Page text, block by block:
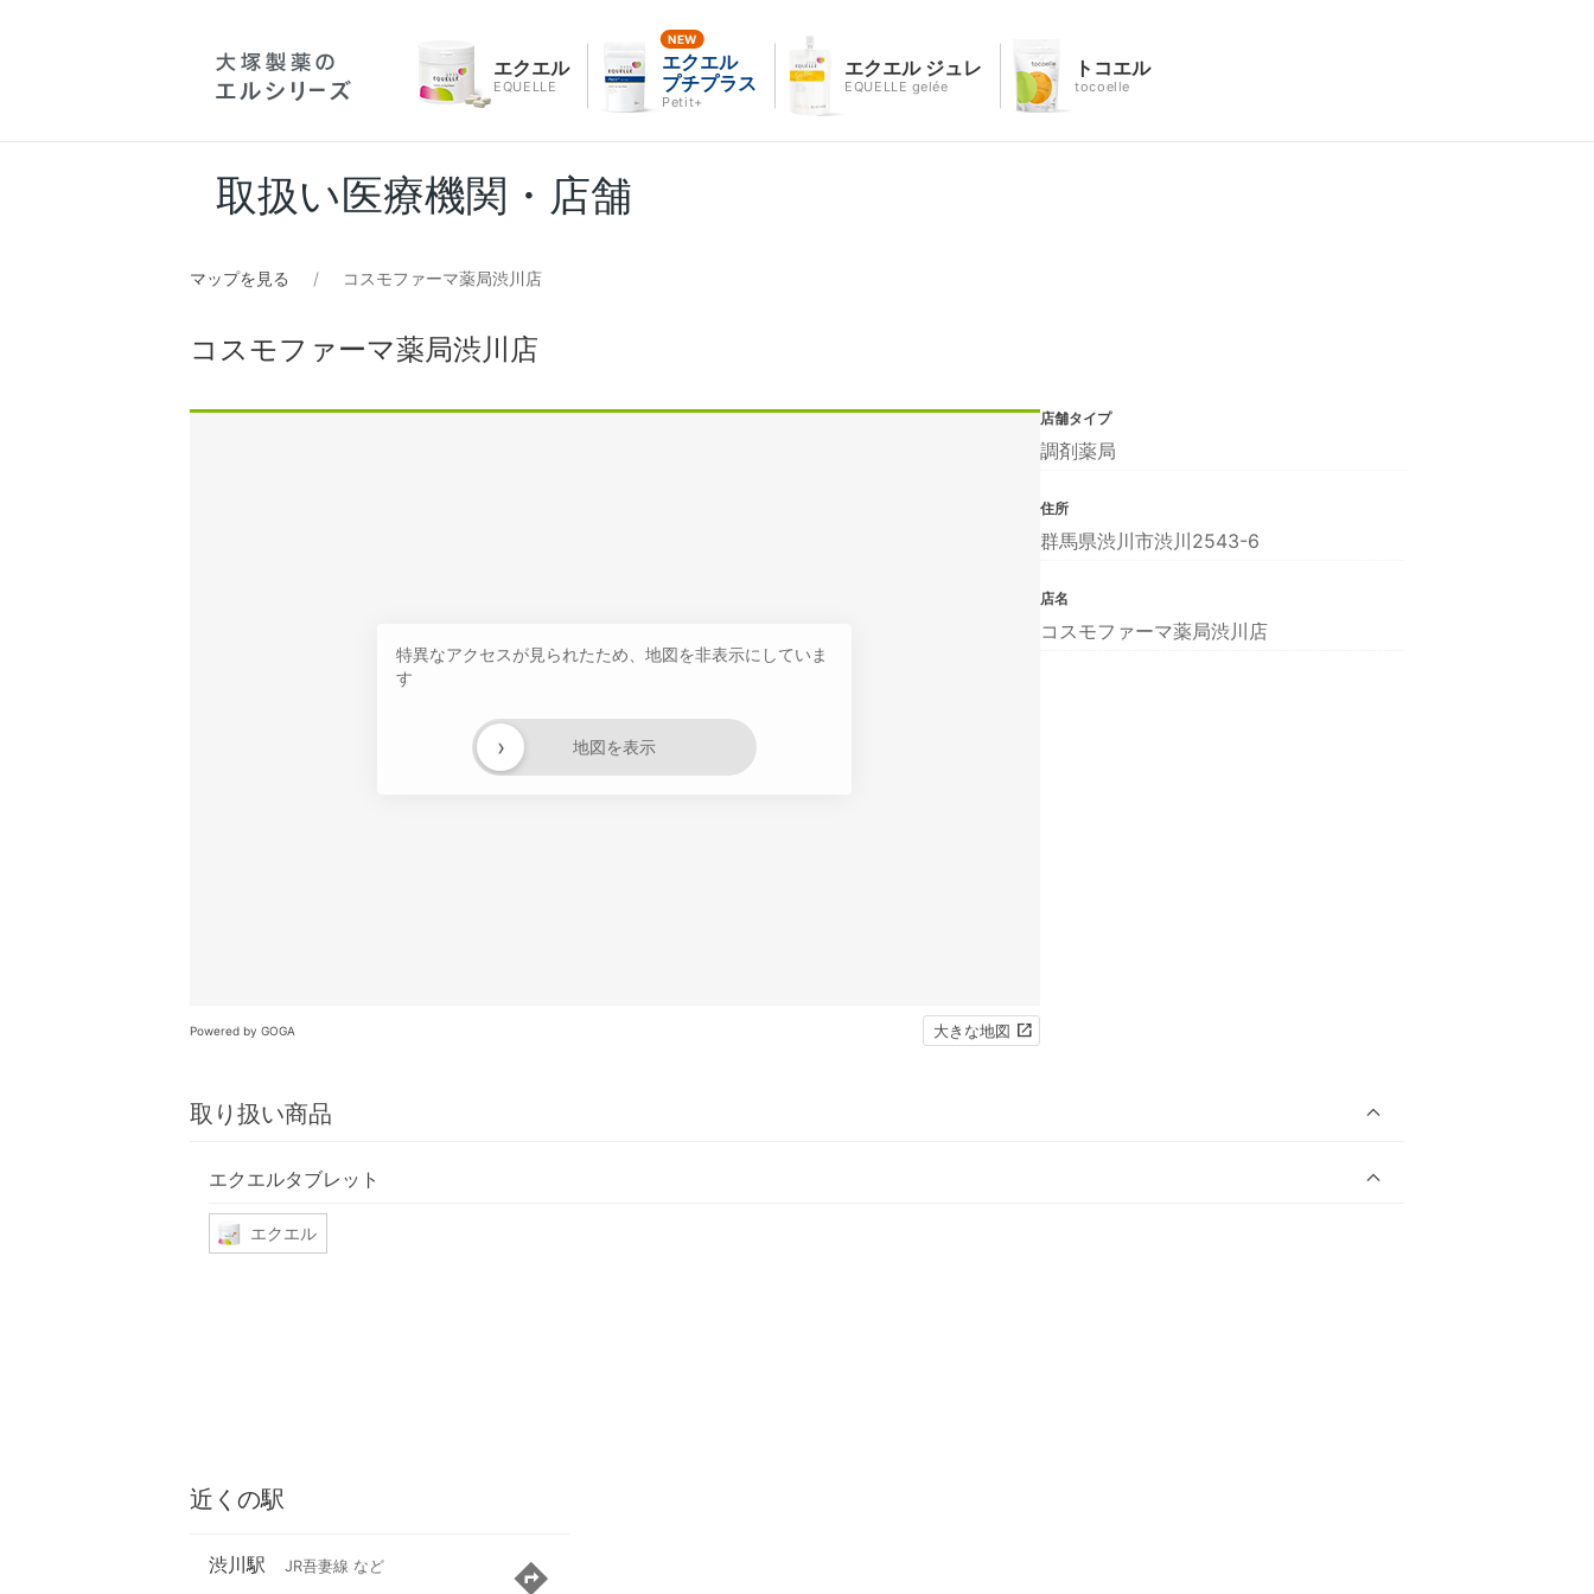
エクエル
EQUELLE
エクエル
プチプラス
Petit+
エクエル ジュレ
EQUELLE gelée
トコエル
tocoelle
取扱い医療機関・店舗
マップを見る コスモファーマ薬局渋川店
コスモファーマ薬局渋川店
特異なアクセスが見られたため、地図を非表示にしていま
す
地図を表示
›
Powered by GOGA 大きな地図
取り扱い商品
エクエルタブレット
エクエル
店舗タイプ
調剤薬局
住所
群馬県渋川市渋川2543-6
店名
コスモファーマ薬局渋川店
近くの駅
渋川駅 JR吾妻線 など